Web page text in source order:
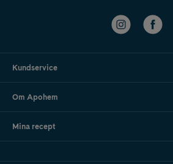
Kundservice
Om Apohem
Mina recept